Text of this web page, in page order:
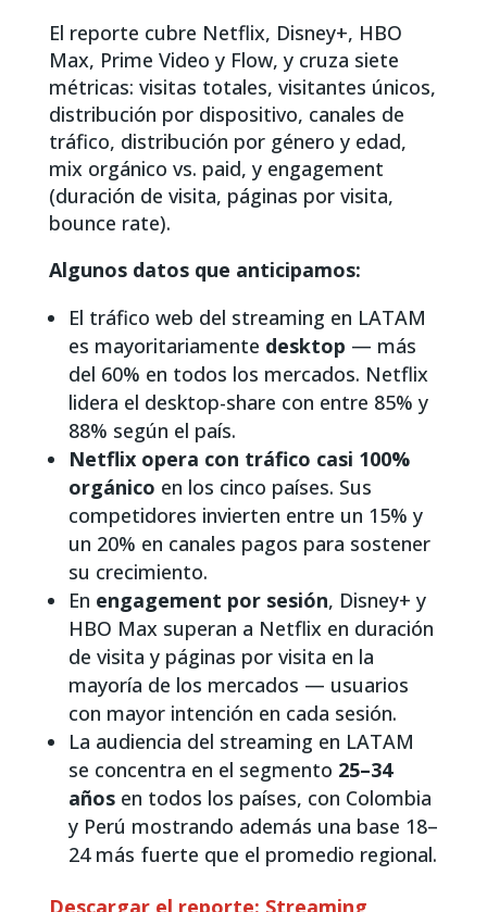
El reporte cubre Netflix, Disney+, HBO
Max, Prime Video y Flow, y cruza siete
métricas: visitas totales, visitantes únicos,
distribución por dispositivo, canales de
tráfico, distribución por género y edad,
mix orgánico vs. paid, y engagement
(duración de visita, páginas por visita,
bounce rate).
Algunos datos que anticipamos:
El tráfico web del streaming en LATAM
es mayoritariamente desktop — más
del 60% en todos los mercados. Netflix
lidera el desktop-share con entre 85% y
88% según el país.
Netflix opera con tráfico casi 100%
orgánico en los cinco países. Sus
competidores invierten entre un 15% y
un 20% en canales pagos para sostener
su crecimiento.
En engagement por sesión, Disney+ y
HBO Max superan a Netflix en duración
de visita y páginas por visita en la
mayoría de los mercados — usuarios
con mayor intención en cada sesión.
La audiencia del streaming en LATAM
se concentra en el segmento 25–34
añosen todos los países, con Colombia
y Perú mostrando además una base 18–
24 más fuerte que el promedio regional.
Descargar el reporte: Streaming